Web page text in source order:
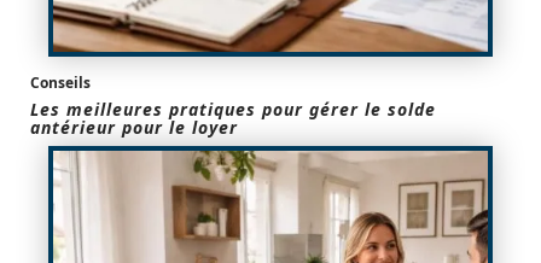
Conseils
Les meilleures pratiques pour gérer le solde
antérieur pour le loyer